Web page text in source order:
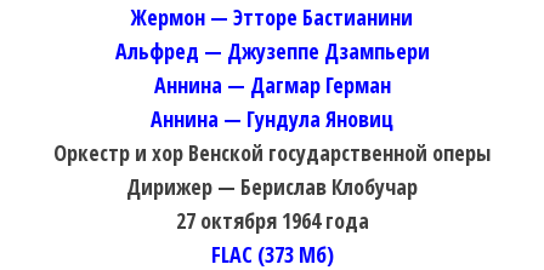
Жермон — Этторе Бастианини
Альфред — Джузеппе Дзампьери
Аннина — Дагмар Герман
Аннина — Гундула Яновиц
Оркестр и хор Венской государственной оперы
Дирижер — Берислав Клобучар
27 октября 1964 года
FLAC (373 Мб)